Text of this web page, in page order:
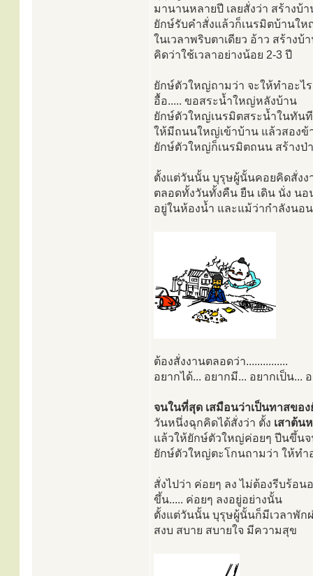
มานานหลายปี เลยสั่งว่า สร้างบ้
ยักษ์รับคำสั่งแล้วก็เนรมิตบ้านใ
ในเวลาพริบตาเดียว อ้าว สร้างบ้
คิดว่าใช้เวลาอย่างน้อย 2-3 ปี
ยักษ์ตัวใหญ่ถามว่า จะให้ทำอะไ
อื้อ..... ขอสระน้ำใหญ่หลังบ้าน
ยักษ์ตัวใหญ่เนรมิตสระน้ำในทันที
ให้มีถนนใหญ่เข้าบ้าน แล้วสองข้
ยักษ์ตัวใหญ่ก็เนรมิตถนน สร้างป่
ตั้งแต่วันนั้น บุรุษผู้นั้นคอยคิดสั่งง
ตลอดทั้งวันทั้งคืน ยืน เดิน นั่ง นอ
อยู่ในห้องน้ำ และแม้ว่ากำลังนอน
ต้องสั่งงานตลอดว่า...............
อยากได้... อยากมี... อยากเป็น...
จนในที่สุด เสมือนว่าเป็นทาสขอ
วันหนึ่งฉุกคิดได้สั่งว่า ตั้ง เสาต้น
แล้วให้ยักษ์ตัวใหญ่ค่อยๆ ปีนขึ้นจ
ยักษ์ตัวใหญ่ตะโกนถามว่า ให้ทำอ
สั่งไปว่า ค่อยๆ ลง ไม่ต้องรีบร้อน
ขึ้น..... ค่อยๆ ลงอยู่อย่างนั้น
ตั้งแต่วันนั้น บุรุษผู้นั้นก็มีเวลาพัก
สงบ สบาย สบายใจ มีความสุข